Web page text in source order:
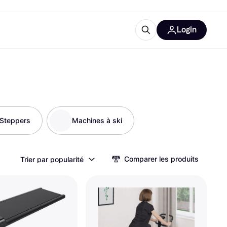
Login
Steppers Machines à ski
Trier par popularité Comparer les produits